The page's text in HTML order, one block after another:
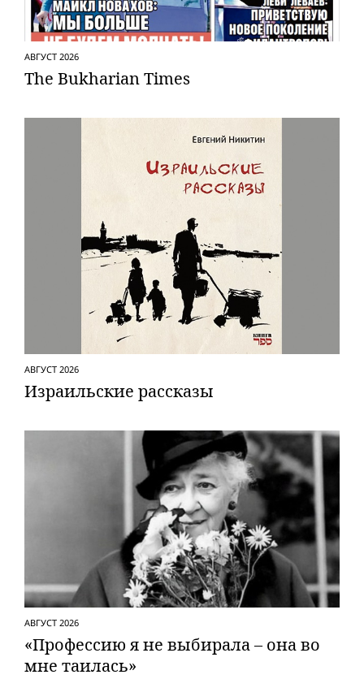
АВГУСТ 2026
The Bukharian Times
АВГУСТ 2026
Израильские рассказы
АВГУСТ 2026
«Профессию я не выбирала – она во
мне таилась»